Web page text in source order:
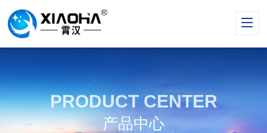
PRODUCT CENTER
产品中心